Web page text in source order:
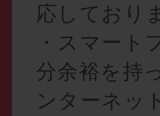
応しており
・スマート
分余裕を持
ンターネッ